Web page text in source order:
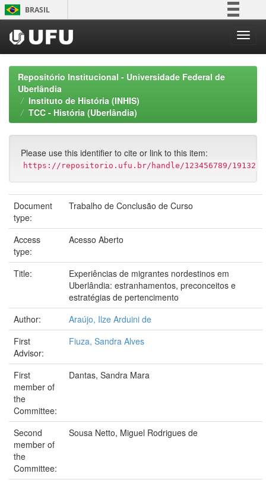
Skip
navigation
BRASIL
Participe
Acesso à informação
Repositório Institucional - Universidade Federal de
Uberlândia
Instituto de História (INHIS)
TCC - História (Uberlândia)
Please use this identifier to cite or link to this item:
https://repositorio.ufu.br/handle/123456789/19132
Document
type:
Trabalho de Conclusão de Curso
Access
type:
Acesso Aberto
Title:
Experiências de migrantes nordestinos em
Uberlândia: estranhamentos, preconceitos e
estratégias de pertencimento
Author:
Araújo, Ilze Arduini de
First
Advisor:
Fiuza, Sandra Alves
First
member of
the
Committee:
Dantas, Sandra Mara
Second
member of
the
Committee:
Sousa Netto, Miguel Rodrigues de